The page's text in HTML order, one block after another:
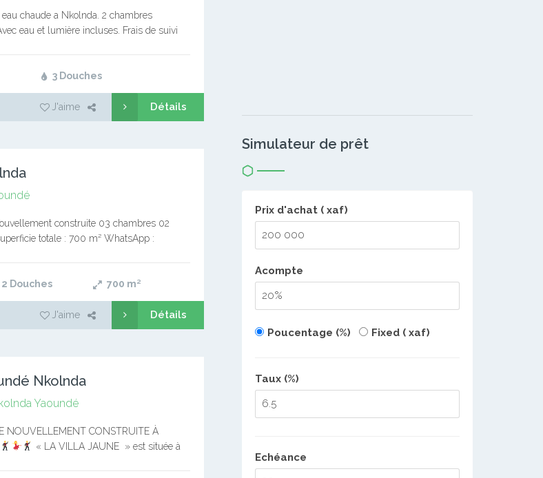
chaude a Nkolnda. 2 chambres
eau et lumière incluses. Frais de suivi
3 Douches
J'aime Détails
construite 03 chambres 02
totale : 700 m² WhatsApp :
2 Douches 700 m²
J'aime Détails
Nkolnda
Yaoundé
NOUVELLEMENT CONSTRUITE À
« LA VILLA JAUNE » est située à
Simulateur de prêt
Prix d'achat ( xaf)
Acompte
Poucentage (%) Fixed ( xaf)
Taux (%)
Echéance